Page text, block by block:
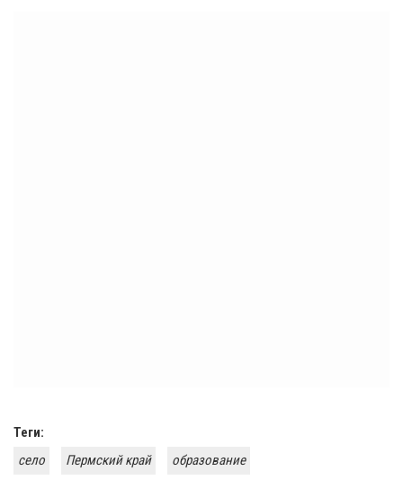
Теги:
село
Пермский край образование